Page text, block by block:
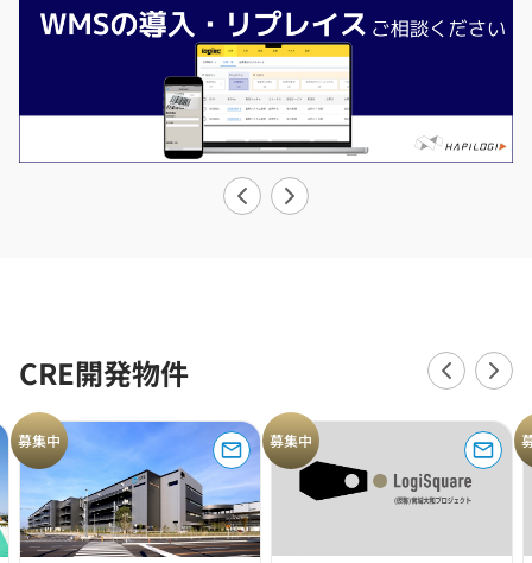
CRE開発物件
募集中 募集中